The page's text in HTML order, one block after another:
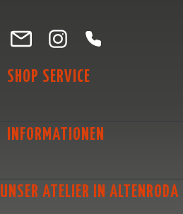
Besuche uns auf Facebook – öffnet in neuem
Schau auf Instagram vorbei – öffnet
Lass dich auf Pinterest
Folge uns auf X – öffnet
SHOP SERVICE
INFORMATIONEN
UNSER ATELIER IN ALTENRODA